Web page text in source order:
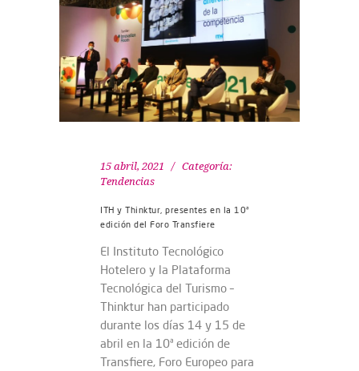
15 abril, 2021
Categoría:
Tendencias
ITH y Thinktur, presentes en la 10ª
edición del Foro Transfiere
El Instituto Tecnológico
Hotelero y la Plataforma
Tecnológica del Turismo –
Thinktur han participado
durante los días 14 y 15 de
abril en la 10ª edición de
Transfiere, Foro Europeo para